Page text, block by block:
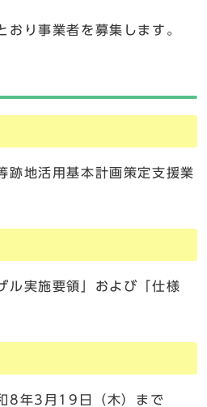
おり事業者を募集します。
地活用基本計画策定支援業
実施要領」および「仕様
8年3月19日（木）まで